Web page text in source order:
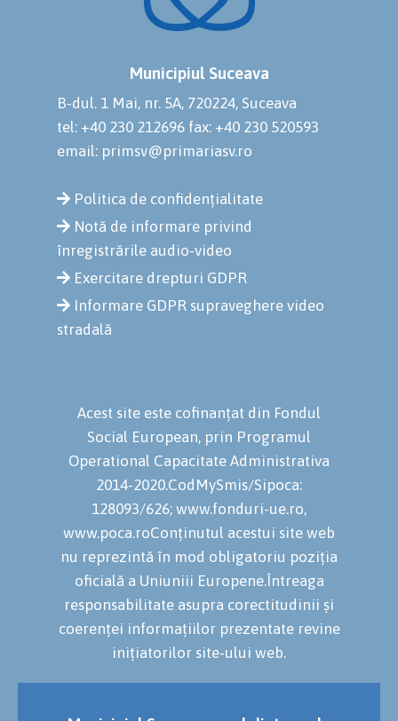
Municipiul Suceava
B-dul. 1 Mai, nr. 5A, 720224, Suceava
tel: +40 230 212696 fax: +40 230 520593
email: primsv@primariasv.ro
Politica de confidențialitate
Notă de informare privind
înregistrările audio-video
Exercitare drepturi GDPR
Informare GDPR supraveghere video
stradală
Acest site este cofinanțat din Fondul
Social European, prin Programul
Operational Capacitate Administrativa
2014-2020.CodMySmis/Sipoca:
128093/626; www.fonduri-ue.ro,
www.poca.roConținutul acestui site web
nu reprezintă în mod obligatoriu poziția
oficială a Uniuniii Europene.Întreaga
responsabilitate asupra corectitudinii și
coerenței informațiilor prezentate revine
inițiatorilor site-ului web.